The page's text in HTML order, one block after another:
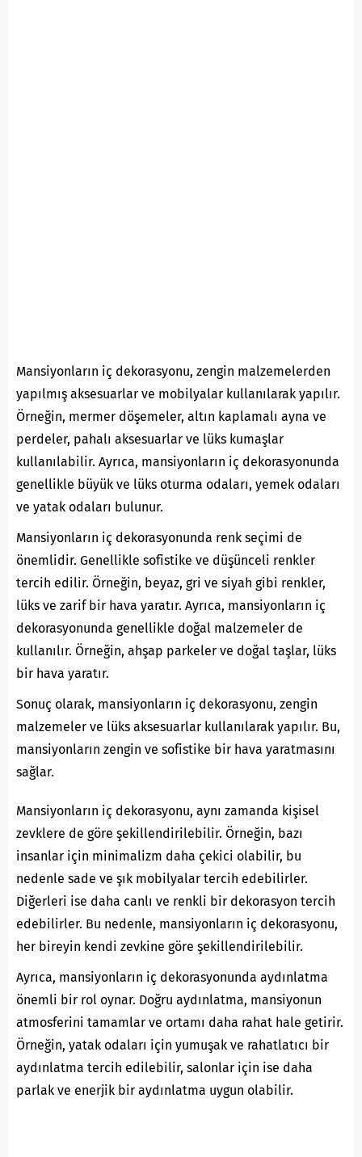
Mansiyonların iç dekorasyonu, zengin malzemelerden
yapılmış aksesuarlar ve mobilyalar kullanılarak yapılır.
Örneğin, mermer döşemeler, altın kaplamalı ayna ve
perdeler, pahalı aksesuarlar ve lüks kumaşlar
kullanılabilir. Ayrıca, mansiyonların iç dekorasyonunda
genellikle büyük ve lüks oturma odaları, yemek odaları
ve yatak odaları bulunur.
Mansiyonların iç dekorasyonunda renk seçimi de
önemlidir. Genellikle sofistike ve düşünceli renkler
tercih edilir. Örneğin, beyaz, gri ve siyah gibi renkler,
lüks ve zarif bir hava yaratır. Ayrıca, mansiyonların iç
dekorasyonunda genellikle doğal malzemeler de
kullanılır. Örneğin, ahşap parkeler ve doğal taşlar, lüks
bir hava yaratır.
Sonuç olarak, mansiyonların iç dekorasyonu, zengin
malzemeler ve lüks aksesuarlar kullanılarak yapılır. Bu,
mansiyonların zengin ve sofistike bir hava yaratmasını
sağlar.
Mansiyonların iç dekorasyonu, aynı zamanda kişisel
zevklere de göre şekillendirilebilir. Örneğin, bazı
insanlar için minimalizm daha çekici olabilir, bu
nedenle sade ve şık mobilyalar tercih edebilirler.
Diğerleri ise daha canlı ve renkli bir dekorasyon tercih
edebilirler. Bu nedenle, mansiyonların iç dekorasyonu,
her bireyin kendi zevkine göre şekillendirilebilir.
Ayrıca, mansiyonların iç dekorasyonunda aydınlatma
önemli bir rol oynar. Doğru aydınlatma, mansiyonun
atmosferini tamamlar ve ortamı daha rahat hale getirir.
Örneğin, yatak odaları için yumuşak ve rahatlatıcı bir
aydınlatma tercih edilebilir, salonlar için ise daha
parlak ve enerjik bir aydınlatma uygun olabilir.